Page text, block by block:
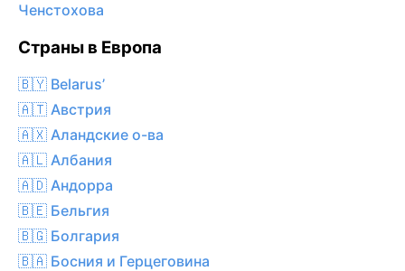
Ченстохова
Страны в Европа
🇧🇾 Belarus’
🇦🇹 Австрия
🇦🇽 Аландские о-ва
🇦🇱 Албания
🇦🇩 Андорра
🇧🇪 Бельгия
🇧🇬 Болгария
🇧🇦 Босния и Герцеговина